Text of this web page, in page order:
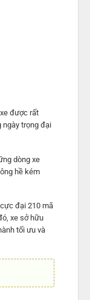
được rất
ngày trọng đại
dòng xe
hề kém
đại 210 mã
xe sở hữu
tối ưu và